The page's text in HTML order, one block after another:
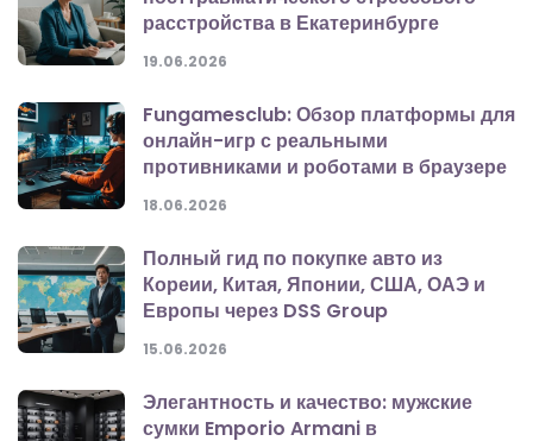
расстройства в Екатеринбурге
19.06.2026
Fungamesclub: Обзор платформы для
онлайн-игр с реальными
противниками и роботами в браузере
18.06.2026
Полный гид по покупке авто из
Кореии, Китая, Японии, США, ОАЭ и
Европы через DSS Group
15.06.2026
Элегантность и качество: мужские
сумки Emporio Armani в